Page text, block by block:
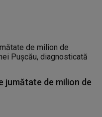
jumătate de milion de